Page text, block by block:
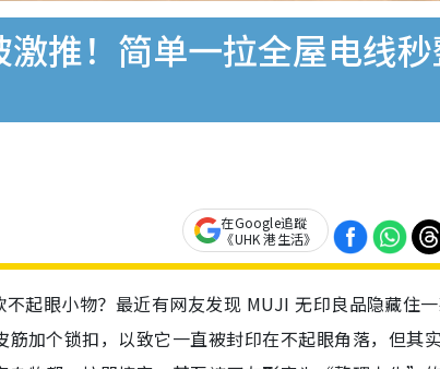
推！简单一拉全屋电线
在Google追蹤
《UHK 港生活》
起眼小物？最近有网友发现 MUJI 无印良品隐藏住
加个锁扣，以致它一直被封印在不起眼角落，但其